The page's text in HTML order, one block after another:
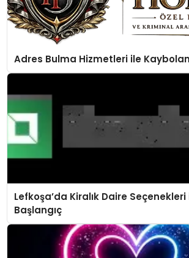
Adres Bulma Hizmetleri ile
Lefkoşa’da Kiralık Daire Seçenekleri
Başlangıç